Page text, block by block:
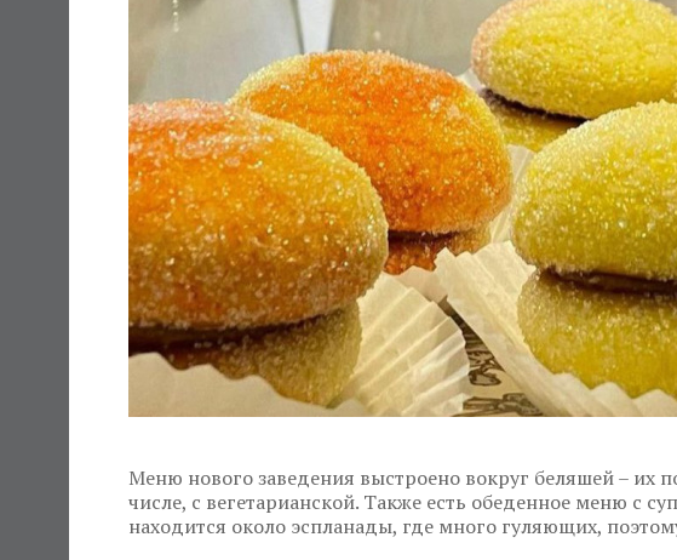
Меню нового заведения выстроено вокруг беляшей – их
числе, с вегетарианской. Также есть обеденное меню с
находится около эспланады, где много гуляющих,